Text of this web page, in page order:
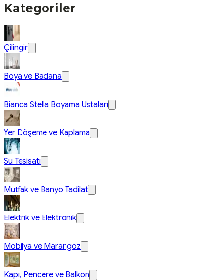
Kategoriler
Çilingir
Boya ve Badana
Bianca Stella Boyama Ustaları
Yer Döşeme ve Kaplama
Su Tesisatı
Mutfak ve Banyo Tadilat
Elektrik ve Elektronik
Mobilya ve Marangoz
Kapı, Pencere ve Balkon